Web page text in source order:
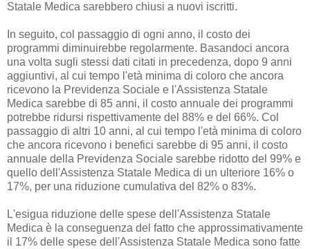
Statale Medica sarebbero chiusi a nuovi iscritti.
In seguito, col passaggio di ogni anno, il costo dei
programmi diminuirebbe regolarmente. Basandoci ancora
una volta sugli stessi dati citati in precedenza, dopo 9 anni
aggiuntivi, al cui tempo l'età minima di coloro che ancora
ricevono la Previdenza Sociale e l'Assistenza Statale
Medica sarebbe di 85 anni, il costo annuale dei programmi
potrebbe ridursi rispettivamente del 88% e del 66%. Col
passaggio di altri 10 anni, al cui tempo l'età minima di coloro
che ancora ricevono i benefici sarebbe di 95 anni, il costo
annuale della Previdenza Sociale sarebbe ridotto del 99% e
quello dell'Assistenza Statale Medica di un ulteriore 16% o
17%, per una riduzione cumulativa del 82% o 83%.
L'esigua riduzione delle spese dell'Assistenza Statale
Medica è la conseguenza del fatto che approssimativamente
il 17% delle spese dell'Assistenza Statale Medica sono fatte